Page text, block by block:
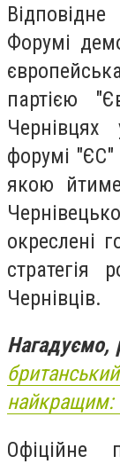
Форумі
партією
форумі "ЄС"
якою
окреслені
стратегія
Чернівців.
Нагадуємо,
найкращим:
Офіційне